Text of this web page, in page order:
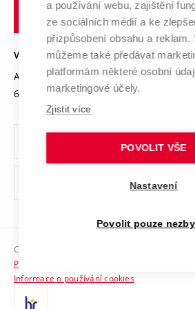
Transfer znalostí
Open Science
Projekty
Projekty ze strukturálních fondů
Specifický výzkum
Mezinárodní dohody
Univerzitní sítě
Podnikavá univerzita / ContriBUTe
Bezpečná univerzita
Vyznamenání
Organizační struktura
Ochrana osobních údajů
odkaz)
Sociální bezpečí
HR Award
VYSOKÉ UČENÍ TECHNICKÉ V BRNĚ
Antonínská 548/1
602 00 Brno
www.vut.cz
vut@vutbr.cz
Copyright © 2026 VUT
Prohlášení o přístupnosti
Informace o používání cookies
a používání webu, zajištění
ze sociálních médií a ke
přizpůsobení obsahu a reklam.
můžeme také předávat
platformám některé osobní
marketingové účely.
Zjistit více
POVOLIT VŠE
Nastavení
Povolit pouze